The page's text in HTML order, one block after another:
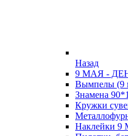
Назад
9 МАЯ -
Вымпелы (9
Знамена
Кружки
Наклейки 9